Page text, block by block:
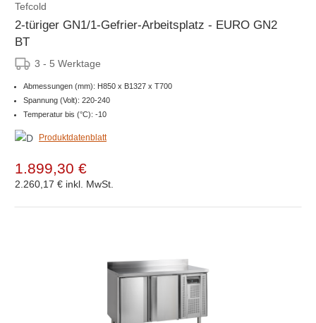
Tefcold
2-türiger GN1/1-Gefrier-Arbeitsplatz - EURO GN2
BT
3 - 5 Werktage
Abmessungen (mm): H850 x B1327 x T700
Spannung (Volt): 220-240
Temperatur bis (°C): -10
Produktdatenblatt
1.899,30 €
2.260,17 € inkl. MwSt.